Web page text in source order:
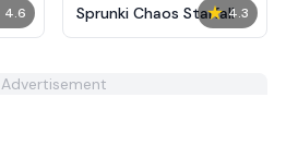
4.6 ★ 4.3
Sprunki Chaos Starfall
Advertisement